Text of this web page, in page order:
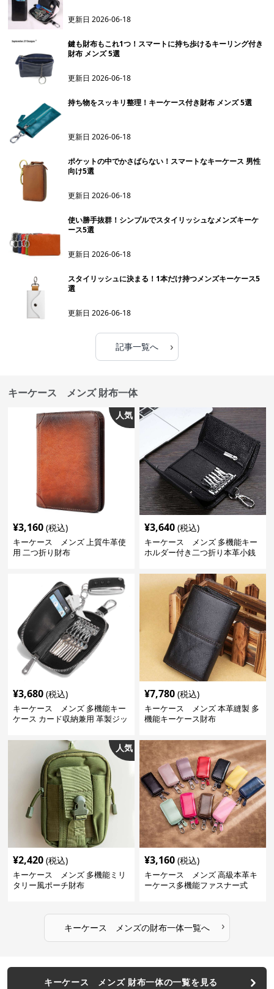
更新日2026-06-18
鍵も財布もこれ1つ！スマートに持ち歩けるキーリング付き
財布 メンズ 5選
更新日2026-06-18
持ち物をスッキリ整理！キーケース付き財布 メンズ 5選
更新日2026-06-18
ポケットの中でかさばらない！スマートなキーケース 男性
向け5選
更新日2026-06-18
使い勝手抜群！シンプルでスタイリッシュなメンズキーケ
ース5選
更新日2026-06-18
スタイリッシュに決まる！1本だけ持つメンズキーケース5
選
更新日2026-06-18
記事一覧へ ›
キーケース メンズ 財布一体
人気
¥3,160 (税込)
キーケース メンズ 上質牛革使
用 二つ折り財布
¥3,640 (税込)
キーケース メンズ 多機能キー
ホルダー付き二つ折り本革小銭
¥3,680 (税込)
キーケース メンズ 多機能キー
ケース カード収納兼用 革製ジッ
¥7,780 (税込)
キーケース メンズ 本革縫製 多
機能キーケース財布
人気
¥2,420 (税込)
キーケース メンズ 多機能ミリ
タリー風ポーチ財布
¥3,160 (税込)
キーケース メンズ 高級本革キ
ーケース多機能ファスナー式
キーケース メンズの財布一体一覧へ ›
キーケース メンズ 財布一体の一覧を見る